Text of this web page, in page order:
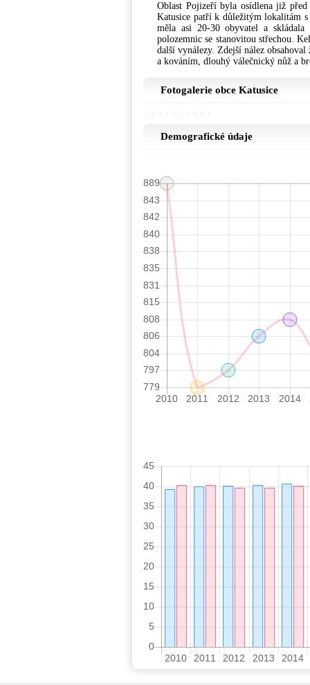
Oblast Pojizeří byla osídlena již
Katusice patří k důležitým lokalitám
měla asi 20-30 obyvatel a
polozemnic se stanovitou střechou.
další vynálezy. Zdejší nález
a kováním, dlouhý válečnický nůž a
Fotogalerie obce Katusice
Demografické údaje